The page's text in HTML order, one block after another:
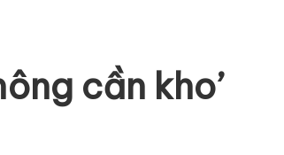
cần kho’